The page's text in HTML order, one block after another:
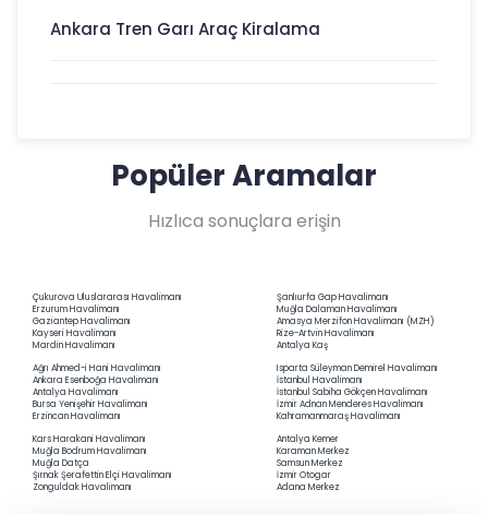
Ankara Tren Garı Araç Kiralama
Popüler Aramalar
Hızlıca sonuçlara erişin
Çukurova Uluslararası Havalimanı
Erzurum Havalimanı
Gaziantep Havalimanı
Kayseri Havalimanı
Mardin Havalimanı
Şanlıurfa Gap Havalimanı
Muğla Dalaman Havalimanı
Amasya Merzifon Havalimanı (MZH)
Rize-Artvin Havalimanı
Antalya Kaş
Ağrı Ahmed-i Hani Havalimanı
Ankara Esenboğa Havalimanı
Antalya Havalimanı
Bursa Yenişehir Havalimanı
Erzincan Havalimanı
Isparta Süleyman Demirel Havalimanı
İstanbul Havalimanı
İstanbul Sabiha Gökçen Havalimanı
İzmir Adnan Menderes Havalimanı
Kahramanmaraş Havalimanı
Kars Harakani Havalimanı
Muğla Bodrum Havalimanı
Muğla Datça
Şırnak Şerafettin Elçi Havalimanı
Zonguldak Havalimanı
Antalya Kemer
Karaman Merkez
Samsun Merkez
İzmir Otogar
Adana Merkez